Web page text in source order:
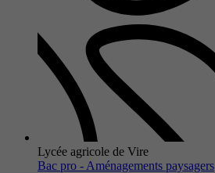
Lycée agricole de Vire
Bac pro - Aménagements paysagers